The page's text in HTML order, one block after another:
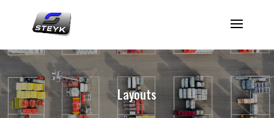
Layouts